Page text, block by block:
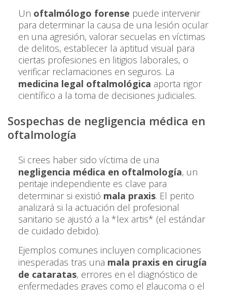
Un oftalmólogo forense puede intervenir
para determinar la causa de una lesión ocular
en una agresión, valorar secuelas en víctimas
de delitos, establecer la aptitud visual para
ciertas profesiones en litigios laborales, o
verificar reclamaciones en seguros. La
medicina legal oftalmológica aporta rigor
científico a la toma de decisiones judiciales.
Sospechas de negligencia médica en
oftalmología
Si crees haber sido víctima de una
negligencia médica en oftalmología, un
peritaje independiente es clave para
determinar si existió mala praxis. El perito
analizará si la actuación del profesional
sanitario se ajustó a la *lex artis* (el estándar
de cuidado debido).
Ejemplos comunes incluyen complicaciones
inesperadas tras una mala praxis en cirugía
de cataratas, errores en el diagnóstico de
enfermedades graves como el glaucoma o el